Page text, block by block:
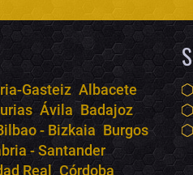
Gasteiz Albacete
Ávila Badajoz
- Bizkaia Burgos
- Santander
Real Córdoba